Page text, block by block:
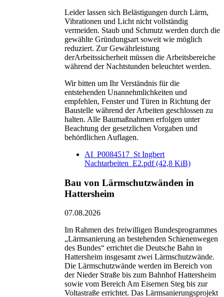
Leider lassen sich Belästigungen durch Lärm,
Vibrationen und Licht nicht vollständig
vermeiden. Staub und Schmutz werden durch die
gewählte Gründungsart soweit wie möglich
reduziert. Zur Gewährleistung
derArbeitssicherheit müssen die Arbeitsbereiche
während der Nachtstunden beleuchtet werden.
Wir bitten um Ihr Verständnis für die
entstehenden Unannehmlichkeiten und
empfehlen, Fenster und Türen in Richtung der
Baustelle während der Arbeiten geschlossen zu
halten. Alle Baumaßnahmen erfolgen unter
Beachtung der gesetzlichen Vorgaben und
behördlichen Auflagen.
AI_P0084517_St Ingbert
Nachtarbeiten_E2.pdf(42,8 KiB)
Bau von Lärmschutzwänden in
Hattersheim
07.08.2026
Im Rahmen des freiwilligen Bundesprogrammes
„Lärmsanierung an bestehenden Schienenwegen
des Bundes“ errichtet die Deutsche Bahn in
Hattersheim insgesamt zwei Lärmschutzwände.
Die Lärmschutzwände werden im Bereich von
der Nieder Straße bis zum Bahnhof Hattersheim
sowie vom Bereich Am Eisernen Steg bis zur
Voltastraße errichtet. Das Lärmsanierungsprojekt